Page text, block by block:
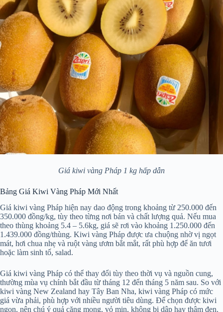
Giá kiwi vàng Pháp 1 kg hấp dẫn
Bảng Giá Kiwi Vàng Pháp Mới Nhất
Giá kiwi vàng Pháp hiện nay dao động trong khoảng từ 250.000 đến
350.000 đồng/kg, tùy theo từng nơi bán và chất lượng quả. Nếu mua
theo thùng khoảng 5.4 – 5.6kg, giá sẽ rơi vào khoảng 1.250.000 đến
1.439.000 đồng/thùng. Kiwi vàng Pháp được ưa chuộng nhờ vị ngọt
mát, hơi chua nhẹ và ruột vàng ươm bắt mắt, rất phù hợp để ăn tươi
hoặc làm sinh tố, salad.
Giá kiwi vàng Pháp có thể thay đổi tùy theo thời vụ và nguồn cung,
thường mùa vụ chính bắt đầu từ tháng 12 đến tháng 5 năm sau. So với
kiwi vàng New Zealand hay Tây Ban Nha, kiwi vàng Pháp có mức
giá vừa phải, phù hợp với nhiều người tiêu dùng. Để chọn được kiwi
ngon, nên chú ý quả căng mọng, vỏ mịn, không bị dập hay thâm đen.